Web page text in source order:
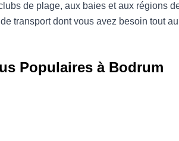
de plage, aux baies et aux régions
transport dont vous avez besoin tout
Populaires à Bodrum